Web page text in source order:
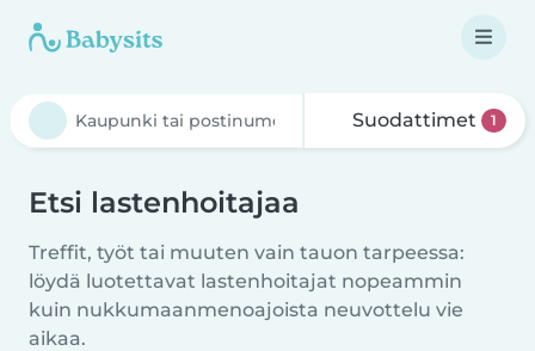
Suodattimet 1
Etsi lastenhoitajaa
Treffit, työt tai muuten vain tauon tarpeessa:
löydä luotettavat lastenhoitajat nopeammin
kuin nukkumaanmenoajoista neuvottelu vie
aikaa.